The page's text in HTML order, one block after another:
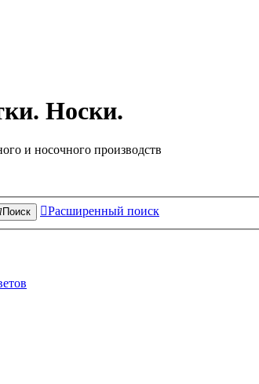
Носки.
и носочного производств
Поиск Расширенный поиск